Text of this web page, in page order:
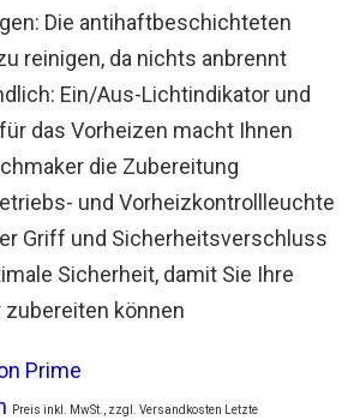
Die antihaftbeschichteten
reinigen, da nichts anbrennt
Ein/Aus-Lichtindikator und
das Vorheizen macht Ihnen
die Zubereitung
und Vorheizkontrollleuchte
Griff und Sicherheitsverschluss
Sicherheit, damit Sie Ihre
können
Preis inkl. MwSt., zzgl. Versandkosten Letzte